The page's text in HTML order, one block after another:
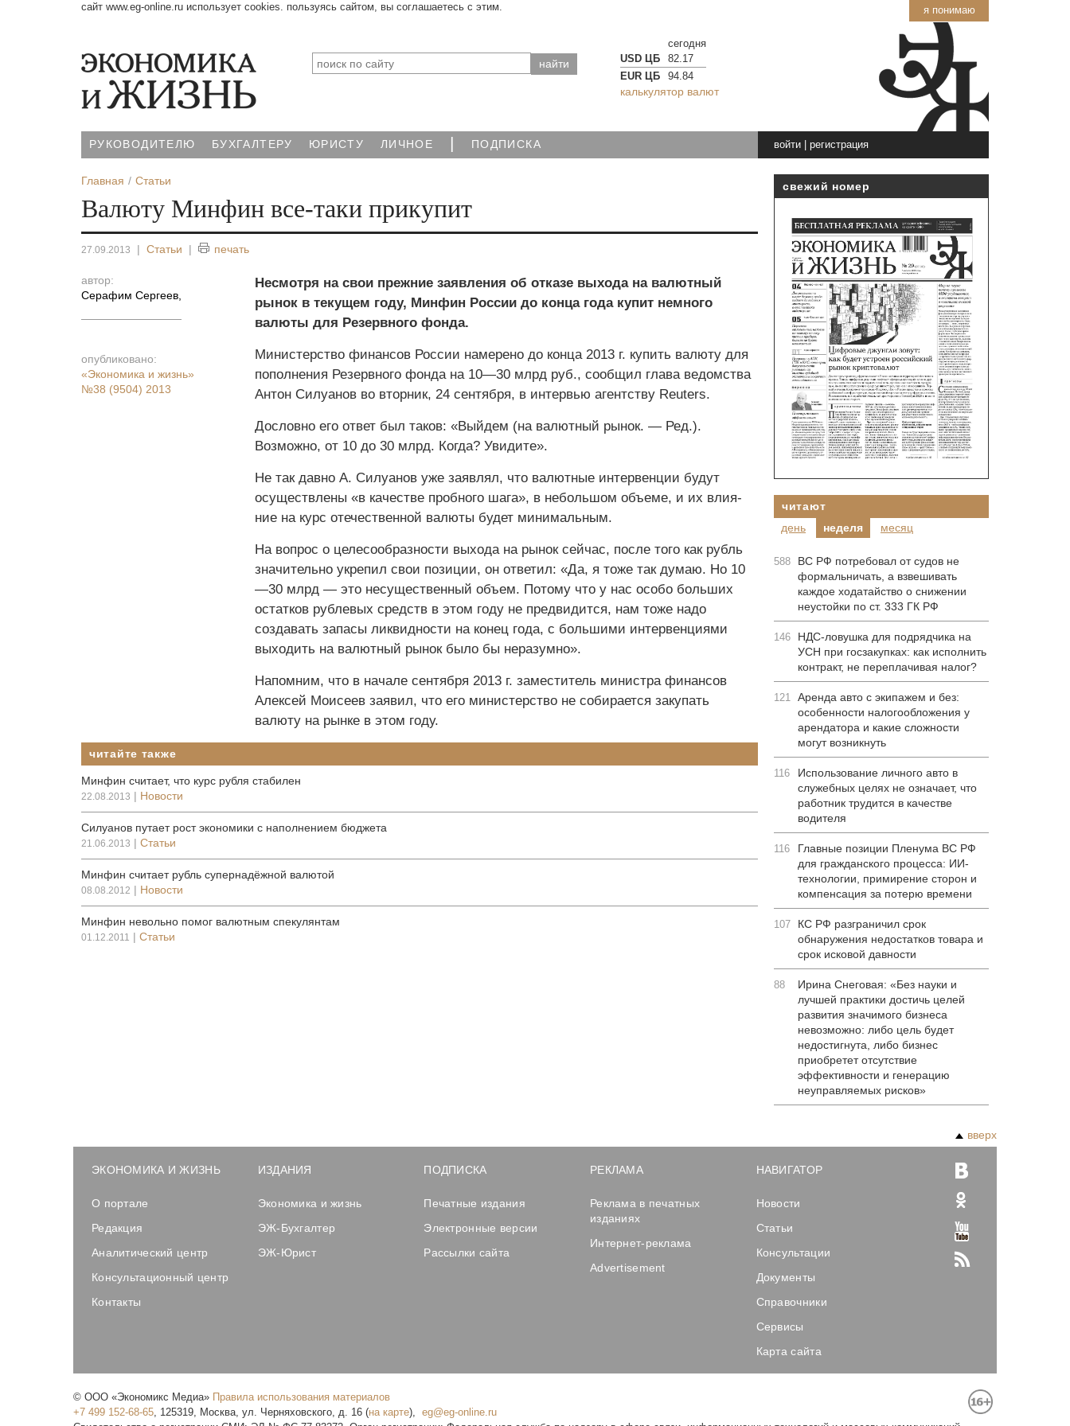
я понимаю
сайт www.eg-online.ru использует cookies. пользуясь сайтом, вы соглашаетесь с этим.
сегодня
USD ЦБ
82.17
EUR ЦБ
94.84
калькулятор валют
РУКОВОДИТЕЛЮ БУХГАЛТЕРУ ЮРИСТУ ЛИЧНОЕ | ПОДПИСКА войти| регистрация
Главная Статьи
Валюту Минфин все-таки прикупит
27.09.2013 | Статьи | печать
автор:
Серафим Сергеев
опубликовано:
«Экономика и жизнь»
№38 (9504) 2013
Несмотря на свои прежние заявления об отказе выхода на валютный
рынок в текущем году, Минфин России до конца года купит немного
валюты для Резервного фонда.
Министерство финансов России намерено до конца 2013 г. купить валюту для
пополнения Резервного фонда на 10—30 млрд руб., сообщил глава ведомства
Антон Силуанов во вторник, 24 сентября, в интервью агентству Reuters.
Дословно его ответ был таков: «Выйдем (на валютный рынок. — Ред.).
Возможно, от 10 до 30 млрд. Когда? Увидите».
Не так давно А. Силуанов уже заявлял, что валютные интервенции будут
осуществ­лены «в качестве пробного ­шага», в небольшом объеме, и их влия­
ние на курс отечественной валюты будет минимальным.
На вопрос о целесообразнос­ти выхода на рынок сейчас, после того как рубль
значительно укрепил свои позиции, он ответил: «Да, я тоже так думаю. Но 10
—30 млрд — это несущественный объем. Потому что у нас особо больших
остатков рублевых средств в этом году не предвидится, нам тоже надо
создавать запасы ликвидности на конец года, с большими интервенциями
выходить на валютный рынок было бы нера­зумно».
Напомним, что в начале сентября 2013 г. заместитель минист­ра финансов
Алексей Моисеев заявил, что его министерство не собирается закупать
валюту на рынке в этом году.
читайте также
Минфин считает, что курс рубля стабилен
22.08.2013 | Новости
Силуанов путает рост экономики с наполнением бюджета
21.06.2013 | Статьи
Минфин считает рубль супернадёжной валютой
08.08.2012 | Новости
Минфин невольно помог валютным спекулянтам
01.12.2011 | Статьи
свежий номер
читают
день
неделя месяц
588
ВС РФ потребовал от судов не
формальничать, а взвешивать
каждое ходатайство о снижении
неустойки по ст. 333 ГК РФ
146
НДС-ловушка для подрядчика на
УСН при госзакупках: как исполнить
контракт, не переплачивая налог?
121 Аренда авто с экипажем и без:
особенности налогообложения у
арендатора и какие сложности
могут возникнуть
116
Использование личного авто в
служебных целях не означает, что
работник трудится в качестве
водителя
116
Главные позиции Пленума ВС РФ
для гражданского процесса: ИИ-
технологии, примирение сторон и
компенсация за потерю времени
107
КС РФ разграничил срок
обнаружения недостатков товара и
срок исковой давности
88
Ирина Снеговая: «Без науки и
лучшей практики достичь целей
развития значимого бизнеса
невозможно: либо цель будет
недостигнута, либо бизнес
приобретет отсутствие
эффективности и генерацию
неуправляемых рисков»
вверх
ЭКОНОМИКА И ЖИЗНЬ
О портале
Редакция
Аналитический центр
Консультационный центр
Контакты
ИЗДАНИЯ
Экономика и жизнь
ЭЖ-Бухгалтер
ЭЖ-Юрист
ПОДПИСКА
Печатные издания
Электронные версии
Рассылки сайта
РЕКЛАМА
Реклама в печатных
изданиях
Интернет-реклама
Advertisement
НАВИГАТОР
Новости
Статьи
Консультации
Документы
Справочники
Сервисы
Карта сайта
© ООО «Экономикс Медиа» Правила использования материалов
+7 499 152-68-65, 125319, Москва, ул. Черняховского, д. 16 (на карте),